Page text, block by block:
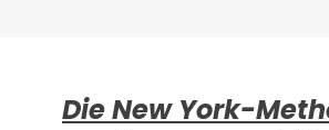
Die New York-